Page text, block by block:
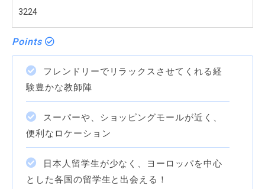
3224
Points
フレンドリーでリラックスさせてくれる経
験豊かな教師陣
スーパーや、ショッピングモールが近く、
便利なロケーション
日本人留学生が少なく、ヨーロッパを中心
とした各国の留学生と出会える！